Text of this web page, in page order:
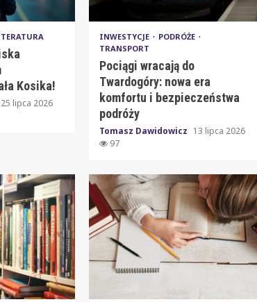
Kosika!
25 lipca 2026
INWESTYCJE
PODRÓŻE
TRANSPORT
Pociągi wracają do
Twardogóry: nowa era
komfortu i bezpieczeństwa
podróży
Tomasz Dawidowicz 13 lipca 2026
97